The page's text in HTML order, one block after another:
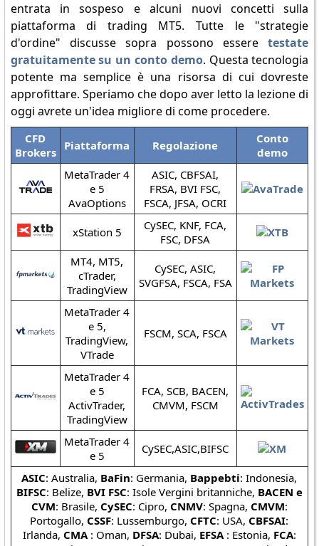
entrata in sospeso e alcuni nuovi concetti sulla
piattaforma di trading MT5. Tutte le "strategie
d'ordine" discusse sopra possono esseretestate
gratuitamente su un conto demo. Questa tecnologia
potente ma semplice è una risorsa di cui dovreste
approfittare. Speriamo che dopo aver letto la lezione di
oggi avrete un'idea migliore di come procedere.
CFD
Brokers
Piattaforma Regolazione
Conto
demo
MetaTrader 4
e 5
AvaOptions
ASIC, CBFSAI,
FRSA, BVI FSC,
FSCA, JFSA, OCRI
xStation 5
CySEC, KNF, FCA,
FSC, DFSA
MT4, MT5,
cTrader,
TradingView
CySEC, ASIC,
SVGFSA, FSCA, FSA
MetaTrader 4
e 5,
TradingView,
VTrade
FSCM, SCA, FSCA
MetaTrader 4
e 5
ActivTrader,
TradingView
FCA, SCB, BACEN,
CMVM, FSCM
MetaTrader 4
e 5
CySEC,ASIC,BIFSC
ASIC: Australia, BaFin: Germania, Bappebti: Indonesia,
BIFSC: Belize, BVI FSC: Isole Vergini britanniche, BACEN e
CVM: Brasile, CySEC: Cipro, CNMV: Spagna, CMVM:
Portogallo, CSSF: Lussemburgo, CFTC: USA, CBFSAI:
Irlanda, CMA: Oman, DFSA: Dubai, EFSA: Estonia, FCA: